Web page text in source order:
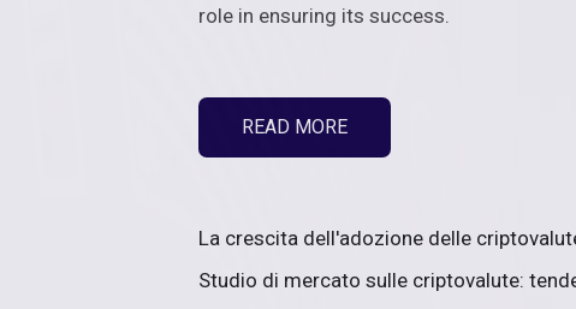
role in ensuring its success.
READ MORE
La crescita dell'adozione delle
Studio di mercato sulle criptovalute: